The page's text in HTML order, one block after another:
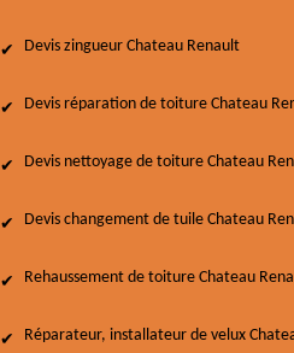
Devis zingueur Chateau Renault
Devis réparation de toiture Chateau
Devis nettoyage de toiture Chateau
Devis changement de tuile Chateau
Rehaussement de toiture Chateau
Réparateur, installateur de velux